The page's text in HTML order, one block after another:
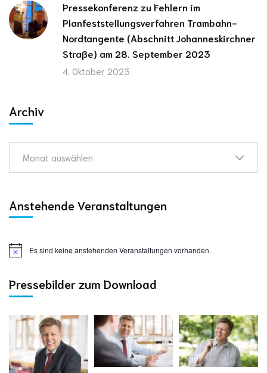
Pressekonferenz zu Fehlern im
Planfeststellungsverfahren Trambahn-
Nordtangente (Abschnitt Johanneskirchner
Straße) am 28. September 2023
4. Oktober 2023
Archiv
Monat auswählen
Anstehende Veranstaltungen
Es sind keine anstehenden Veranstaltungen vorhanden.
Pressebilder zum Download